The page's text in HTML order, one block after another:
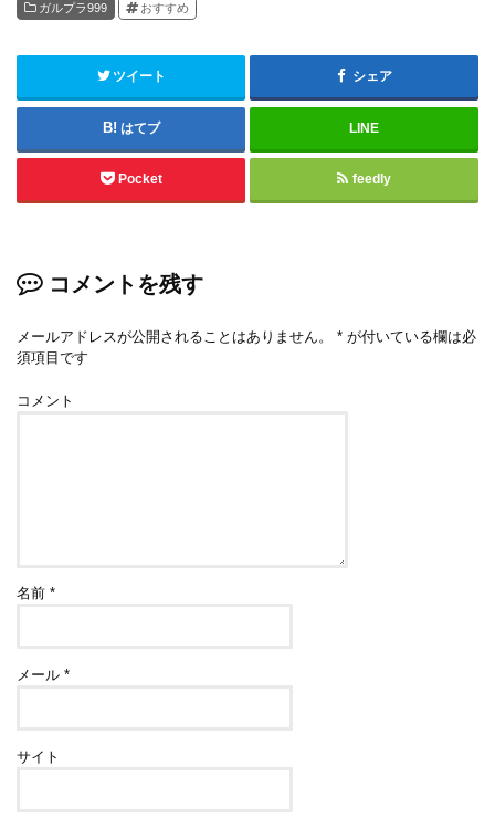
ガルプラ999 おすすめ
ツイート シェア
はてブ LINE
Pocket feedly
コメントを残す
メールアドレスが公開されることはありません。 * が付いている欄は必
須項目です
コメント
名前*
メール*
サイト